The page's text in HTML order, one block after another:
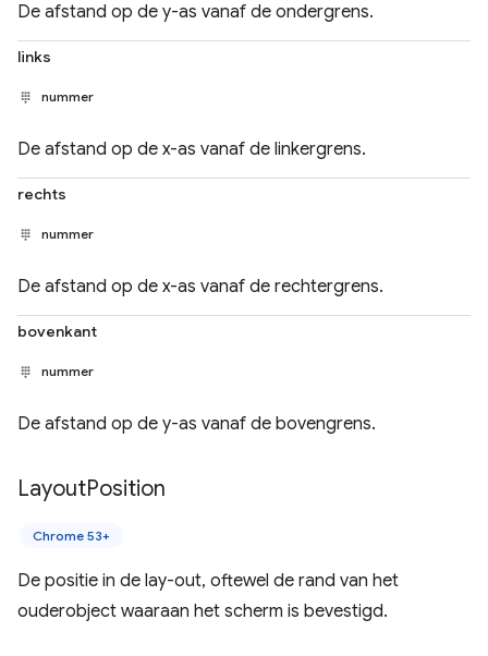
De afstand op de y-as vanaf de ondergrens.
links
nummer
De afstand op de x-as vanaf de linkergrens.
rechts
nummer
De afstand op de x-as vanaf de rechtergrens.
bovenkant
nummer
De afstand op de y-as vanaf de bovengrens.
LayoutPosition
Chrome 53+
De positie in de lay-out, oftewel de rand van het
ouderobject waaraan het scherm is bevestigd.